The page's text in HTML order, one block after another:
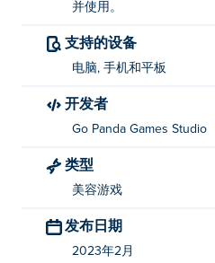
并使用。
支持的设备
电脑, 手机和平板
开发者
Go Panda Games Studio
类型
美容游戏
发布日期
2023年2月